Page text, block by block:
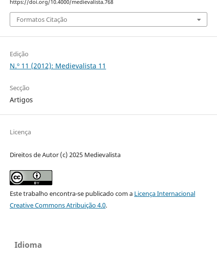
https://doi.org/10.4000/medievalista.768
Formatos Citação
Edição
N.º 11 (2012): Medievalista 11
Secção
Artigos
Licença
Direitos de Autor (c) 2025 Medievalista
Este trabalho encontra-se publicado com a Licença Internacional
Creative Commons Atribuição 4.0.
Idioma